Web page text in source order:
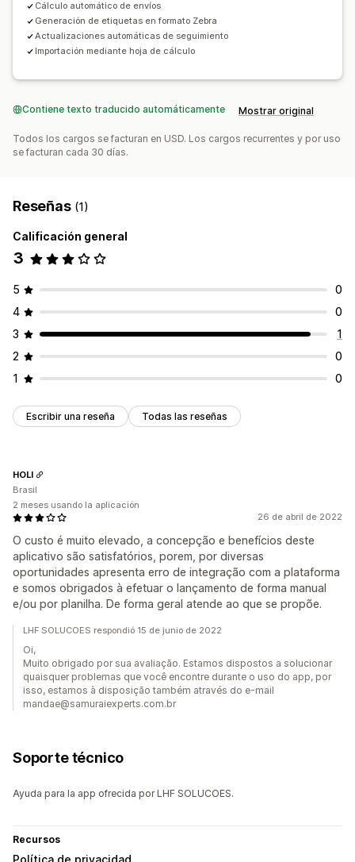
Cálculo automático de envíos
Generación de etiquetas en formato Zebra
Actualizaciones automáticas de seguimiento
Importación mediante hoja de cálculo
Contiene texto traducido automáticamente Mostrar original
Todos los cargos se facturan en USD. Los cargos recurrentes y por uso
se facturan cada 30 días.
Reseñas (1)
Calificación general
3
5
0
4
0
3
1
2
0
1
0
Escribir una reseña Todas las reseñas
26 de abril de 2022
O custo é muito elevado, a concepção e benefícios deste
aplicativo são satisfatórios, porem, por diversas
oportunidades apresenta erro de integração com a plataforma
e somos obrigados à efetuar o lançamento de forma manual
e/ou por planilha. De forma geral atende ao que se propõe.
HOLI
Brasil
2 meses usando la aplicación
LHF SOLUCOES respondió 15 de junio de 2022
Oi,
Muito obrigado por sua avaliação. Estamos dispostos a solucionar
quaisquer problemas que você encontre durante o uso do app, por
isso, estamos à disposição também através do e-mail
mandae@samuraiexperts.com.br
Soporte técnico
Ayuda para la app ofrecida por LHF SOLUCOES.
Recursos